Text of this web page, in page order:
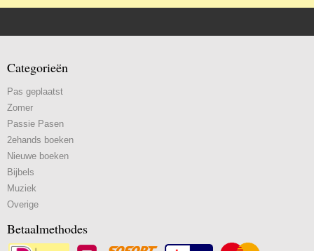
Categorieën
Pas geplaatst
Zomer
Passie Pasen
2ehands boeken
Nieuwe boeken
Bijbels
Muziek
Overige
Betaalmethodes